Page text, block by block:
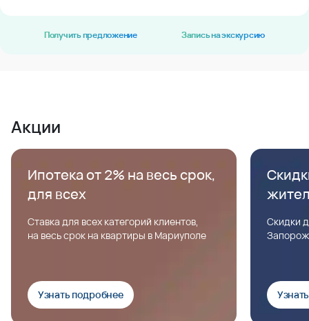
Получить предложение Запись на экскурсию
Акции
Ипотека от 2% на весь срок,
для всех
Ставка для всех категорий клиентов,
на весь срок на квартиры в Мариуполе
Узнать подробнее
Скидки